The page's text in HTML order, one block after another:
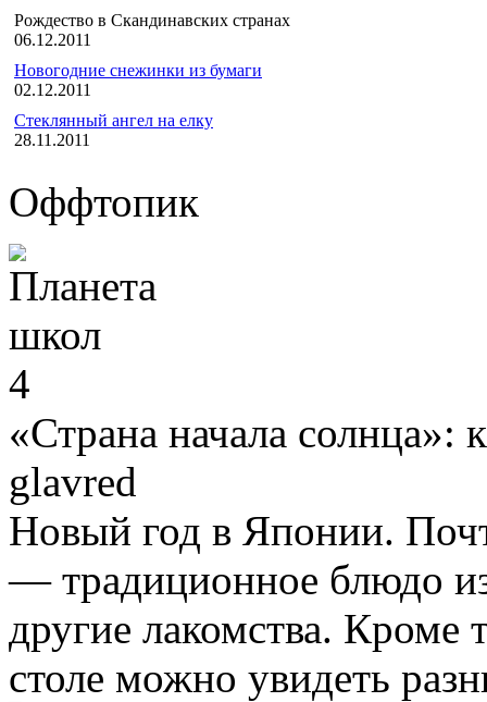
Рождество в Скандинавских странах
06.12.2011
Новогодние снежинки из бумаги
02.12.2011
Стеклянный ангел на елку
28.11.2011
Оффтопик
4
«Страна начала солнца»:
glavred
Новый год в Японии.
— традиционное блюдо
другие лакомства. Кроме
столе можно увидеть